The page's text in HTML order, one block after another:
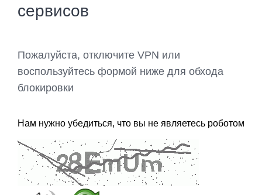
сервисов
Пожалуйста, отключите VPN или
воспользуйтесь формой ниже для обхода
блокировки
Нам нужно убедиться, что вы не являетесь роботом